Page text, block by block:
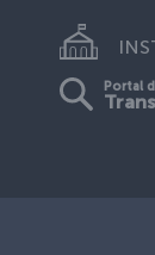
Portal